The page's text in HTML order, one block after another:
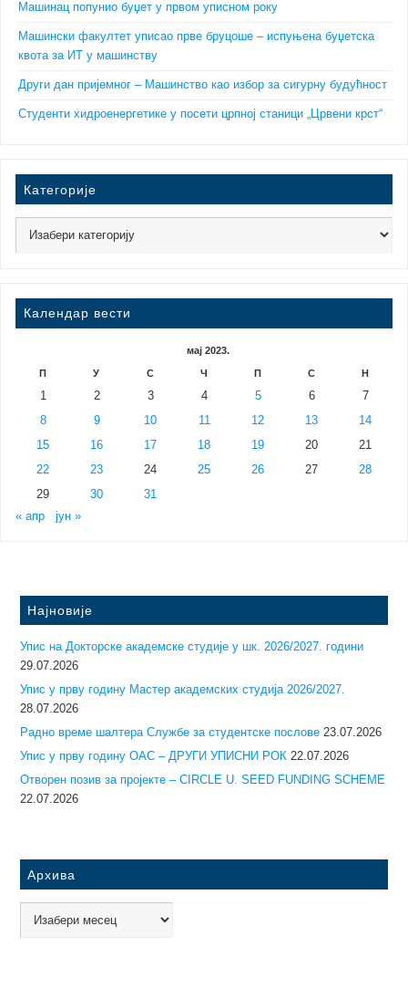
Машинац попунио буџет у првом уписном року
Машински факултет уписао прве бруцоше – испуњена буџетска
квота за ИТ у машинству
Други дан пријемног – Машинство као избор за сигурну будућност
Студенти хидроенергетике у посети црпној станици „Црвени крст“
Категорије
Календар вести
мај 2023.
П У С Ч П С Н
1 2 3 4 5 6
7
8
9 10 11 12 13
14
15
16 17 18 19 20
21
22
23 24 25 26 27
28
29
30
31
« апр
јун »
Најновије
Упис на Докторске академске студије у шк. 2026/2027. години
29.07.2026
Упис у прву годину Mастер академских студија 2026/2027.
28.07.2026
Радно време шалтера Службе за студентске послове 23.07.2026
Упис у прву годину ОАС – ДРУГИ УПИСНИ РОК 22.07.2026
Отворен позив за пројекте – CIRCLE U. SEED FUNDING SCHEME
22.07.2026
Архива